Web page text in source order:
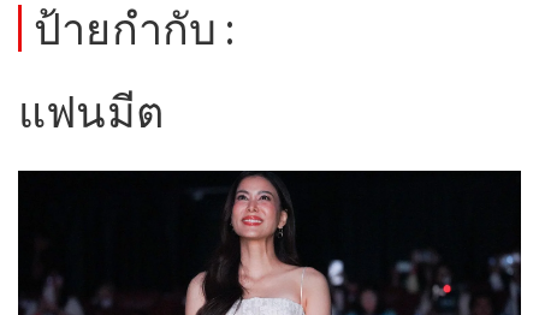
ป้ายกำกับ :
แฟนมีต